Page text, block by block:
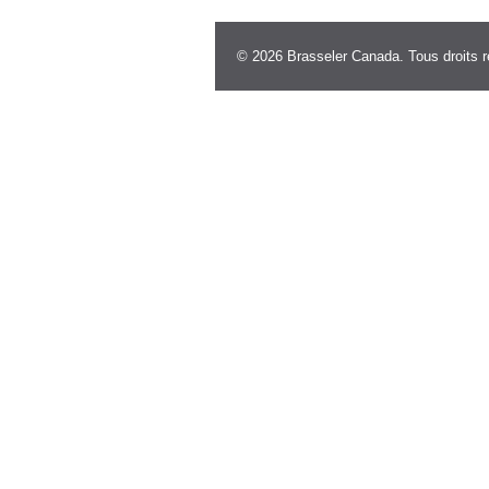
© 2026 Brasseler Canada. Tous droits